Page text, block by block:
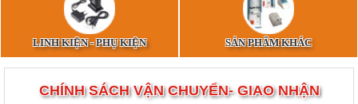
LINH KIỆN - PHỤ KIỆN SẢN PHẨM KHÁC
CHÍNH SÁCH VẬN CHUYỂN- GIAO NHẬN